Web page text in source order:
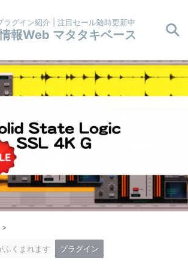
ラグイン紹介 | 注目セール随時更新中
報Web マタタキベース
>
ふくまれます プラグイン